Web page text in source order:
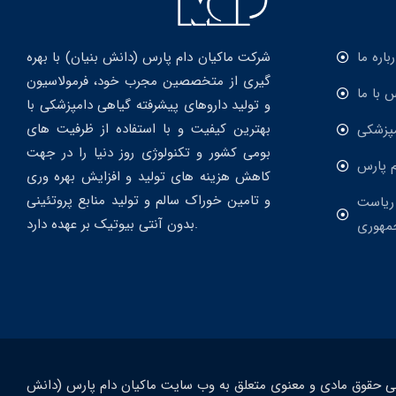
شرکت ماکیان دام پارس (دانش بنیان) با بهره
گیری از متخصصین مجرب خود، فرمولاسیون
و تولید داروهای پیشرفته گیاهی دامپزشکی با
بهترین کیفیت و با استفاده از ظرفیت های
بومی کشور و تکنولوژی روز دنیا را در جهت
کاهش هزینه های تولید و افزایش بهره وری
و تامین خوراک سالم و تولید منابع پروتئینی
بدون آنتی بیوتیک بر عهده دارد.
ما
با ما
پارس
ریاست
حقوق مادی و معنوی متعلق به وب سایت ماکیان دام پارس (دانش